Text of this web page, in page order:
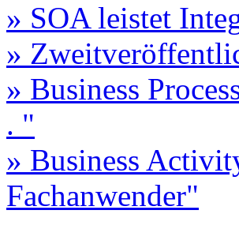
» SOA leistet
»
» Business
. "
» Business
Fachanwender"